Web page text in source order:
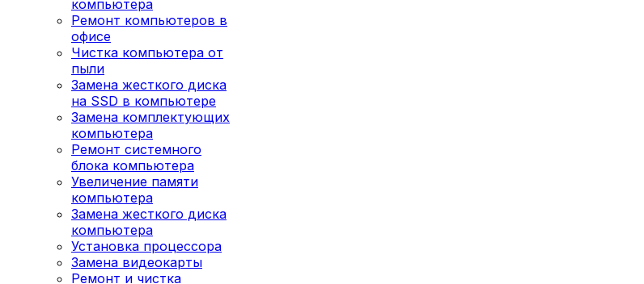
компьютера
Ремонт компьютеров в
офисе
Чистка компьютера от
пыли
Замена жесткого диска
на SSD в компьютере
Замена комплектующих
компьютера
Ремонт системного
блока компьютера
Увеличение памяти
компьютера
Замена жесткого диска
компьютера
Установка процессора
Замена видеокарты
Ремонт и чистка